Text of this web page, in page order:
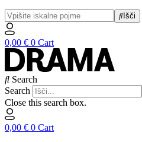
Išči
0,00 € 0 Cart
Search
Search
Close this search box.
0,00 € 0 Cart